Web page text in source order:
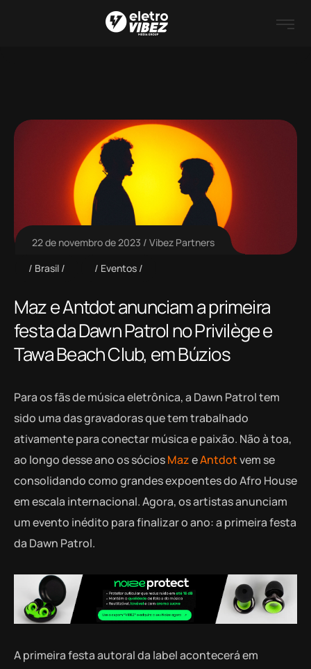
22 de novembro de 2023
Vibez Partners
Brasil
Eventos
Maz e Antdot anunciam a primeira
festa da Dawn Patrol no Privilège e
Tawa Beach Club, em Búzios
Para os fãs de música eletrônica, a Dawn Patrol tem
sido uma das gravadoras que tem trabalhado
ativamente para conectar música e paixão. Não à toa,
ao longo desse ano os sóciosMazeAntdotvem se
consolidando como grandes expoentes do Afro House
em escala internacional. Agora, os artistas anunciam
um evento inédito para finalizar o ano: a primeira festa
da Dawn Patrol.
A primeira festa autoral da label acontecerá em